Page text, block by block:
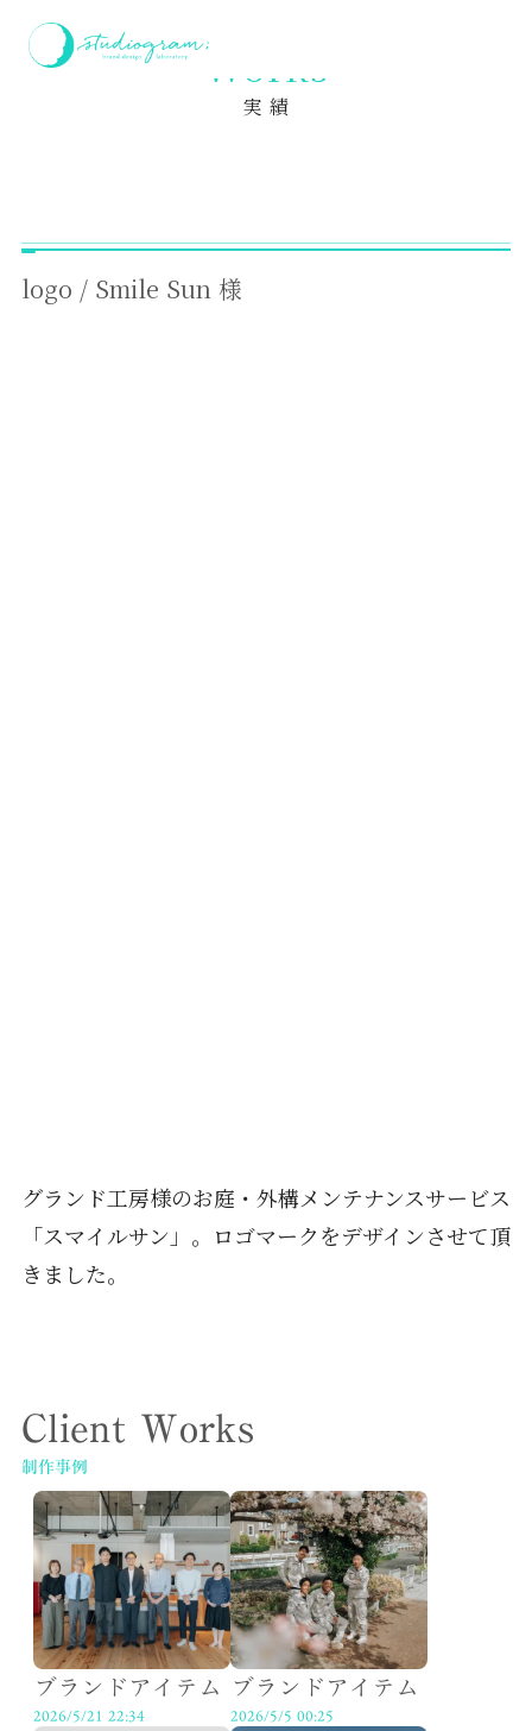
ホーム
Works
実 績
logo / Smile Sun 様
グランド工房様のお庭・外構メンテナンスサービス
「スマイルサン」。ロゴマークをデザインさせて頂
きました。
Client Works
制作事例
ブランドアイテム
2026/5/21 22:34
ブランドアイテム
2026/5/5 00:25